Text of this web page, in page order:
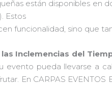
están disponibles en
Estos
funcionalidad, sino que
Inclemencias del
evento pueda llevarse a
En CARPAS